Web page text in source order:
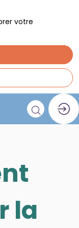
la
votre